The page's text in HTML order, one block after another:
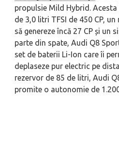
propulsie Mild Hybrid.
de 3,0 litri TFSI de 450 CP,
să genereze încă 27 CP și un
parte din spate, Audi Q8
set de baterii Li-Ion care îi
deplaseze pur electric pe
rezervor de 85 de litri, Audi
promite o autonomie de